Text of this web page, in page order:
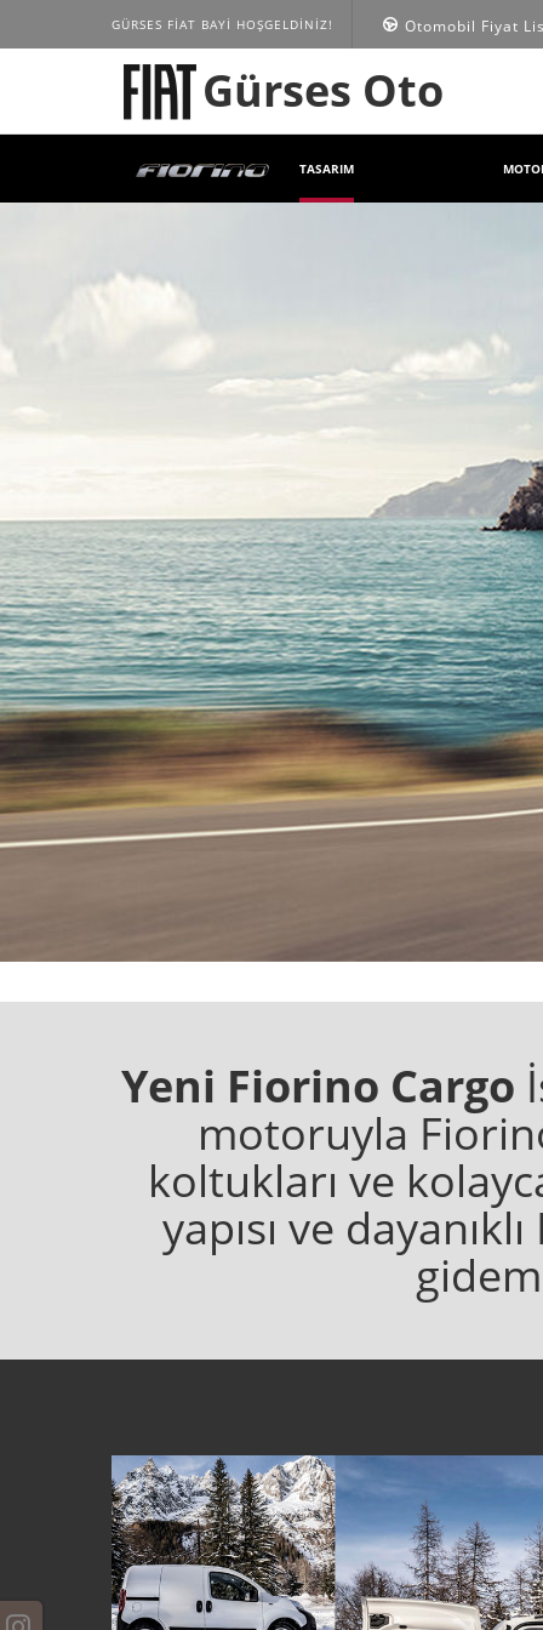
GÜRSES FIAT BAYI HOŞGELDİNİZ! Otomobil Fiyat
Gürses Oto
TASARIM
Yeni Fiorino Cargo
motoruyla
koltukları ve
yapısı ve